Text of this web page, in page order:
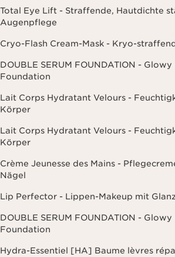
Total Eye Lift - Straffende, Hautdichte
Augenpflege
Cryo-Flash Cream-Mask - Kryo-
DOUBLE SERUM FOUNDATION -
Foundation
Lait Corps Hydratant Velours -
Körper
Lait Corps Hydratant Velours -
Körper
Crème Jeunesse des Mains -
Nägel
Lip Perfector - Lippen-Makeup mit
DOUBLE SERUM FOUNDATION -
Foundation
Hydra-Essentiel [HA] Baume lèvres